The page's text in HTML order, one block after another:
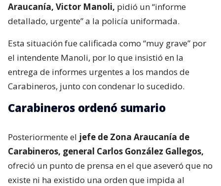
Araucanía, Victor Manoli, pidió un “informe
detallado, urgente” a la policía uniformada.
Esta situación fue calificada como “muy grave” por
el intendente Manoli, por lo que insistió en la
entrega de informes urgentes a los mandos de
Carabineros, junto con condenar lo sucedido.
Carabineros ordenó sumario
Posteriormente el jefe de Zona Araucanía de
Carabineros, general Carlos González Gallegos,
ofreció un punto de prensa en el que aseveró que no
existe ni ha existido una orden que impida al